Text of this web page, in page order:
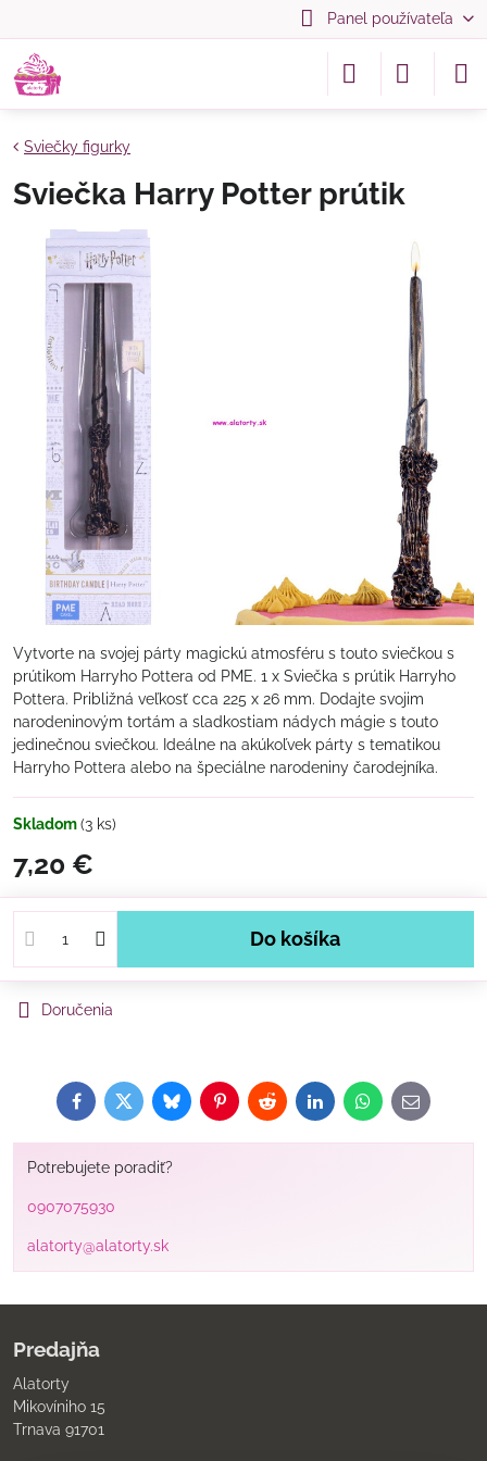
Panel používateľa
Sviečky figurky
Sviečka Harry Potter prútik
Vytvorte na svojej párty magickú atmosféru s touto sviečkou s
prútikom Harryho Pottera od PME. 1 x Sviečka s prútik Harryho
Pottera. Približná veľkosť cca 225 x 26 mm. Dodajte svojim
narodeninovým tortám a sladkostiam nádych mágie s touto
jedinečnou sviečkou. Ideálne na akúkoľvek párty s tematikou
Harryho Pottera alebo na špeciálne narodeniny čarodejníka.
Skladom(3 ks)
7,20 €
Do košíka
Doručenia
FacebookTwitterBlueskyPinterestRedditLinkedInWhatsApp
E-
mail
Potrebujete poradiť?
0907075930
alatorty@alatorty.sk
Predajňa
Alatorty
Mikovíniho 15
Trnava 91701